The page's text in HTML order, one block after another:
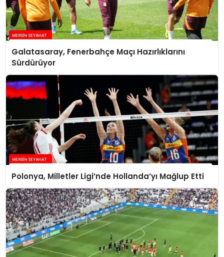
Galatasaray, Fenerbahçe Maçı Hazırlıklarını
Sürdürüyor
Polonya, Milletler Ligi’nde Hollanda’yı Mağlup Etti